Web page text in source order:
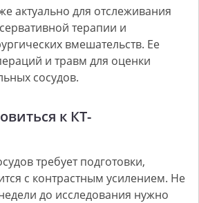
актуально для отслеживания
терапии и
вмешательств. Ее
и травм для оценки
сосудов.
к КТ-
требует подготовки,
с контрастным усилением. Не
до исследования нужно